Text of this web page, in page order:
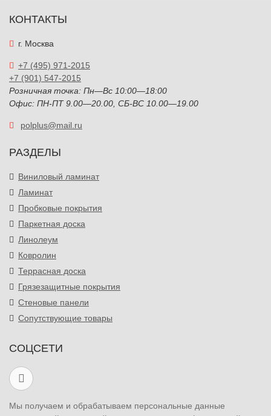
КОНТАКТЫ
г. Москва
+7 (495) 971-2015
+7 (901) 547-2015
Розничная точка: Пн—Вс 10:00—18:00
Офис: ПН-ПТ 9.00—20.00, СБ-ВС 10.00—19.00
polplus@mail.ru
РАЗДЕЛЫ
Виниловый ламинат
Ламинат
Пробковые покрытия
Паркетная доска
Линолеум
Ковролин
Террасная доска
Грязезащитные покрытия
Стеновые панели
Сопутствующие товары
СОЦСЕТИ
Мы получаем и обрабатываем персональные данные